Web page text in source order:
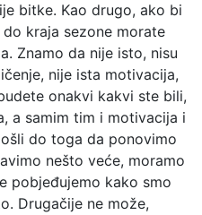
bitke. Kao drugo, ako bi
kraja sezone morate
Znamo da nije isto, nisu
nije ista motivacija,
onakvi kakvi ste bili,
a samim tim i motivacija i
do toga da ponovimo
nešto veće, moramo
pobjeđujemo kako smo
Drugačije ne može,